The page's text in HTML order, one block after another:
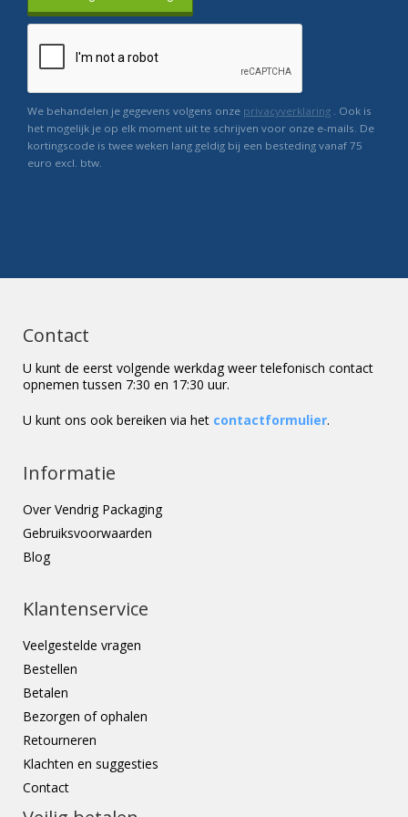
We behandelen je gegevens volgens onze privacyverklaring . Ook is
het mogelijk je op elk moment uit te schrijven voor onze e-mails. De
kortingscode is twee weken lang geldig bij een besteding vanaf 75
euro excl. btw.
Contact
U kunt de eerst volgende werkdag weer telefonisch contact
opnemen tussen 7:30 en 17:30 uur.
U kunt ons ook bereiken via het contactformulier.
Informatie
Over Vendrig Packaging
Gebruiksvoorwaarden
Blog
Klantenservice
Veelgestelde vragen
Bestellen
Betalen
Bezorgen of ophalen
Retourneren
Klachten en suggesties
Contact